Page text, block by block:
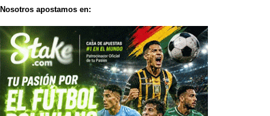
Nosotros apostamos en: